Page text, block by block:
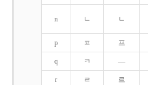
n ㄴ ㄴ
p ㅍ 프
q ㅋ ―
r ㄹ 르